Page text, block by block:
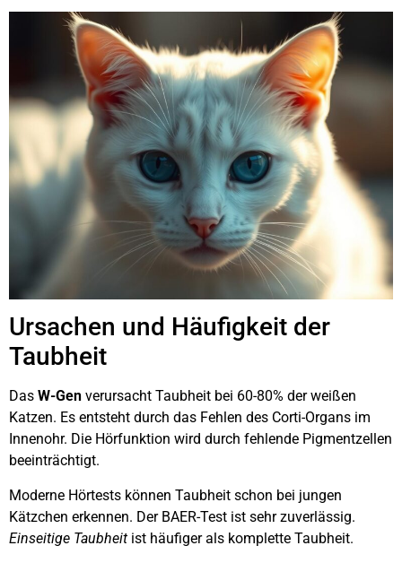
Ursachen und Häufigkeit der
Taubheit
Das W-Gen verursacht Taubheit bei 60-80% der weißen
Katzen. Es entsteht durch das Fehlen des Corti-Organs im
Innenohr. Die Hörfunktion wird durch fehlende Pigmentzellen
beeinträchtigt.
Moderne Hörtests können Taubheit schon bei jungen
Kätzchen erkennen. Der BAER-Test ist sehr zuverlässig.
Einseitige Taubheit ist häufiger als komplette Taubheit.